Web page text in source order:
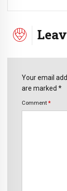
Your email
are marked *
Comment *